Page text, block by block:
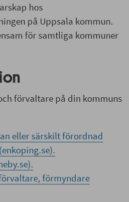
hos
på Uppsala kommun.
för samtliga kommuner
förvaltare på din kommuns
eller särskilt förordnad
förmyndare